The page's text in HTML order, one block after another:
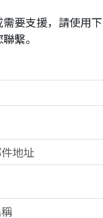
要支援，請使用
繫。